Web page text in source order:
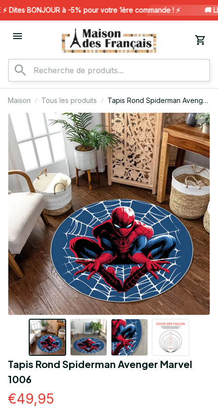
Dites BONJOUR à -5% pour votre 1ère commande ! ⚡️ 🚚
Maison Tous les produits
Tapis Rond Spiderman Avenger
Marvel 1006
Tapis Rond Spiderman Avenger Marvel
1006
€49,95